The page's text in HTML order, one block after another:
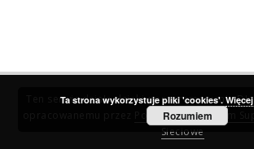
Ten serwis działa dzięki oprogramowaniu
Poznańskie Centrum
Sieciowe
Ta strona wykorzystuje pliki 'cookies'.
Rozumiem